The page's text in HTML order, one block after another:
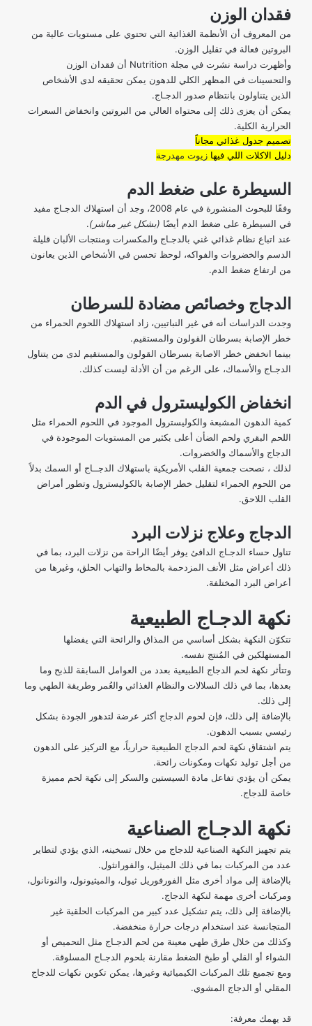
فقدان الوزن
من المعروف أن الأنظمة الغذائية التي تحتوي على مستويات عالية من
البروتين فعالة في تقليل الوزن.
وأظهرت دراسة نشرت في مجلة Nutrition
أن فقدان الوزن
والتحسينات في المظهر الكلي للدهون يمكن تحقيقه لدى الأشخاص
الذين يتناولون بانتظام صدور الدجـاج.
يمكن أن يعزى ذلك إلى محتواه العالي من البروتين وانخفاض السعرات
الحرارية الكلية.
تصميم جدول غذائي مجاناً
دليل الاكلات اللي فيها زيوت مهدرجة
السيطرة على ضغط الدم
وفقًا للبحوث المنشورة
في عام 2008، وجد أن استهلاك الدجـاج مفيد
في السيطرة على ضغط الدم أيضًا (بشكل غير مباشر).
عند اتباع نظام غذائي غني بالدجـاج والمكسرات ومنتجات الألبان قليلة
الدسم والخضروات والفواكه، لوحظ تحسن في الأشخاص الذين يعانون
من ارتفاع ضغط الدم.
الدجاج وخصائص مضادة للسرطان
وجدت الدراسات أنه في غير النباتيين، زاد استهلاك اللحوم الحمراء من
خطر الإصابة بسرطان القولون والمستقيم.
بينما انخفض خطر الاصابة بسرطان القولون والمستقيم لدى من يتناول
الدجـاج والأسماك، على الرغم من أن الأدلة ليست كذلك.
انخفاض الكوليسترول في الدم
كمية الدهون المشبعة والكوليسترول الموجود في اللحوم الحمراء مثل
اللحم البقري ولحم الضأن أعلى بكثير من المستويات الموجودة في
الدجاج والأسماك والخضروات.
لذلك ، نصحت جمعية القلب الأمريكية باستهلاك الدجــاج أو السمك بدلاً
من اللحوم الحمراء لتقليل خطر الإصابة بالكوليسترول وتطور أمراض
القلب اللاحق.
الدجاج وعلاج نزلات البرد
تناول حساء الدجـاج الدافئ يوفر أيضًا الراحة من نزلات البرد، بما في
ذلك أعراض مثل الأنف المزدحمة بالمخاط والتهاب الحلق، وغيرها من
أعراض البرد المختلفة.
نكهة الدجـاج الطبيعية
تتكوّن النكهة بشكل أساسي من المذاق والرائحة التي يفضلها
المستهلكين في المُنتج نفسه.
وتتأثر نكهة لحم الدجاج الطبيعية بعدد من العوامل السابقة للذبح وما
بعدها، بما في ذلك السلالات والنظام الغذائي والعُمر وطريقة الطهي وما
إلى ذلك.
بالإضافة إلى ذلك، فإن لحوم الدجاج أكثر عرضة لتدهور الجودة بشكل
رئيسي بسبب الدهون.
يتم اشتقاق نكهة لحم الدجاج الطبيعية حرارياً، مع التركيز على الدهون
من أجل توليد نكهات ومكونات رائحة.
يمكن أن يؤدي تفاعل مادة السيستين والسكر إلى نكهة لحم مميزة
خاصة للدجاج.
نكهة الدجـاج الصناعية
يتم تجهيز النكهة الصناعية للدجاج من خلال تسخينه، الذي يؤدي لتطاير
عدد من المركبات بما في ذلك الميثيل، والفورانثول.
بالإضافة إلى مواد أخرى مثل الفورفوريل ثيول، والميثيونول، والنونانول،
ومركبات أخرى مهمة لنكهة الدجاج.
بالإضافة إلى ذلك، يتم تشكيل عدد كبير من المركبات الحلقية غير
المتجانسة عند استخدام درجات حرارة منخفضة.
وكذلك من خلال طرق طهي معينة من لحم الدجـاج مثل التحميص أو
الشواء أو القلي أو طبخ الضغط مقارنة بلحوم الدجـاج المسلوقة.
ومع تجميع تلك المركبات الكيميائية وغيرها، يمكن تكوين نكهات للدجاج
المقلي أو الدجاج المشوي.
قد يهمك معرفة: